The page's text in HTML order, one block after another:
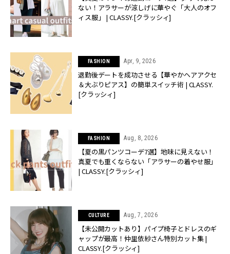
ない！アラサーが涼しげに華やぐ「大人のオフ
ィス服」 | CLASSY.[クラッシィ]
FASHION Apr, 9, 2026
退勤後デートを成功させる【華やかヘアアクセ
＆大ぶりピアス】の簡単スイッチ術 | CLASSY.
[クラッシィ]
FASHION Aug, 8, 2026
【夏の黒パンツコーデ7選】地味に見えない！
真夏でも重くならない「アラサーの着やせ服」
| CLASSY.[クラッシィ]
CULTURE Aug, 7, 2026
【未公開カットあり】パイプ椅子とドレスのギ
ャップが最高！仲里依紗さん特別カット集 |
CLASSY.[クラッシィ]